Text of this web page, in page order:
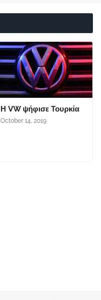
Η VW ψήφισε Τουρκία
October 14, 2019